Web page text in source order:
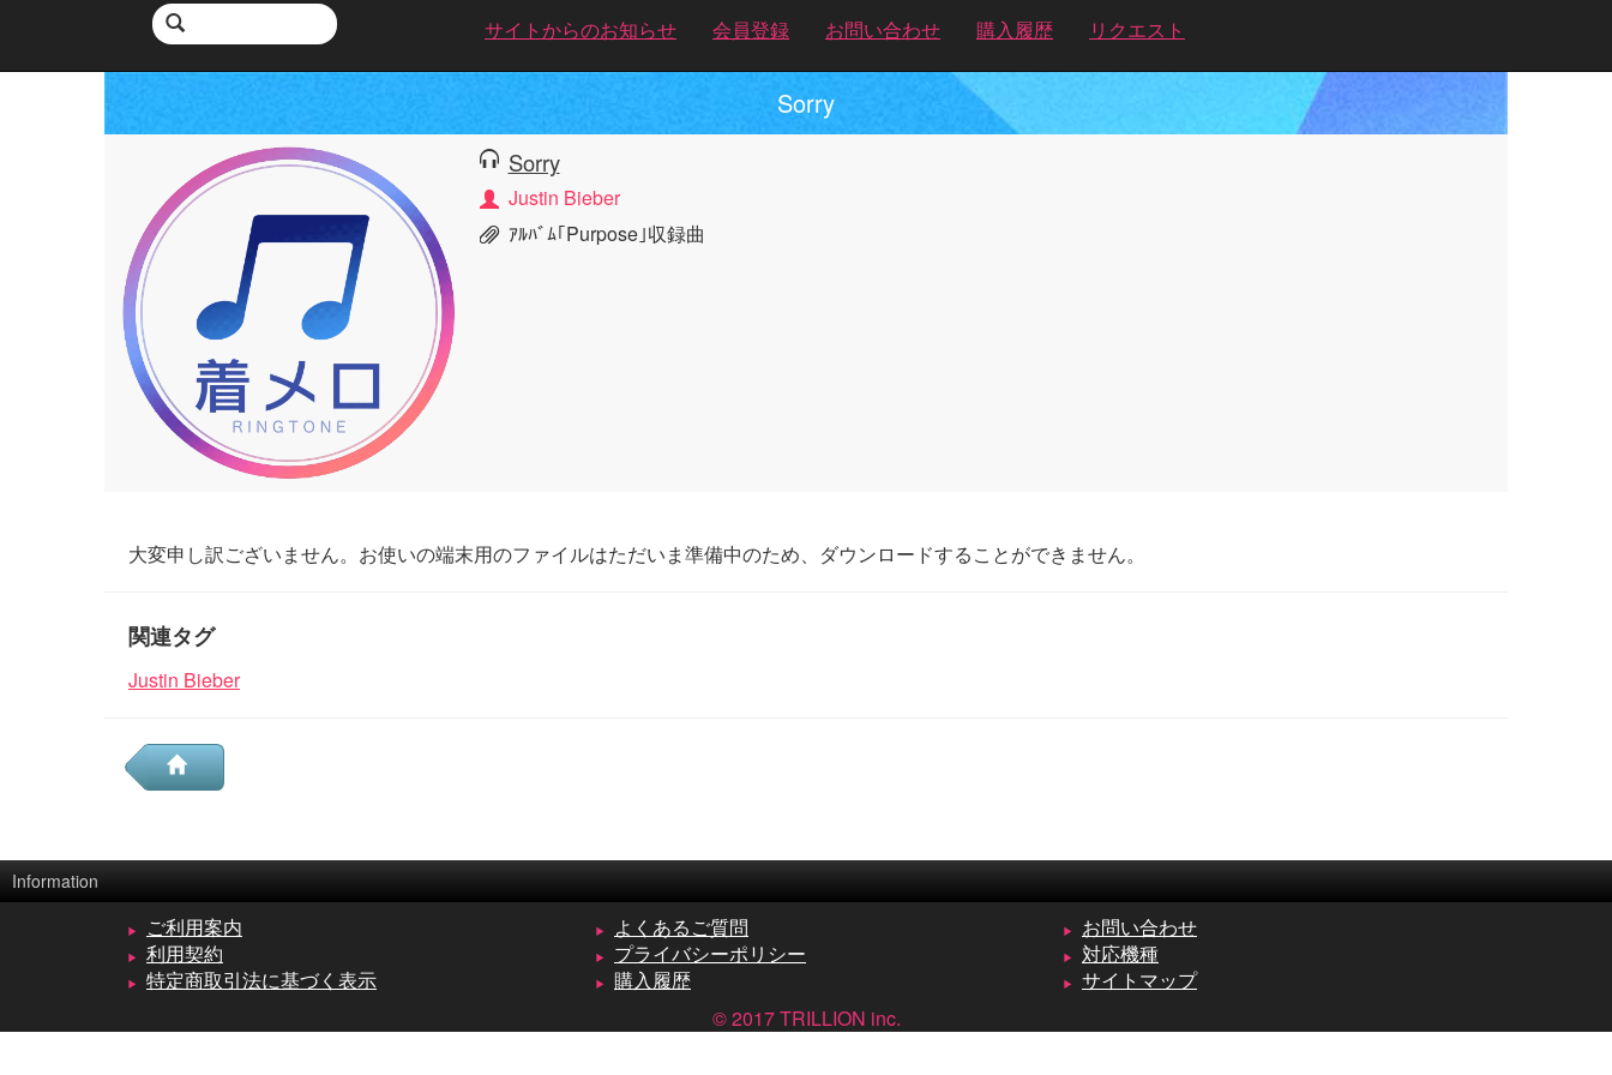
サイトからのお知らせ 会員登録 お問い合わせ 購入履歴 リクエスト
Sorry
Sorry
Justin Bieber
ｱﾙﾊﾞﾑ｢Purpose｣収録曲
大変申し訳ございません。お使いの端末用のファイルはただいま準備中のため、ダウンロードすることができません。
関連タグ
Justin Bieber
Information
ご利用案内 よくあるご質問
お問い合わせ
利用契約
プライバシーポリシー
対応機種
特定商取引法に基づく表示
購入履歴
サイトマップ
© 2017 TRILLION inc.